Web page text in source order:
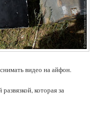
видео на айфон.
которая за